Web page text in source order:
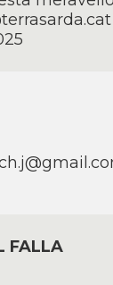
FALLA